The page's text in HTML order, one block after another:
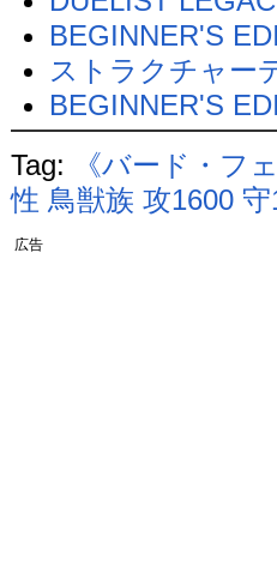
BEGINNER'S
ストラクチャー
BEGINNER'S
Tag:
《バード・フ
性 鳥獣族 攻1600
広告